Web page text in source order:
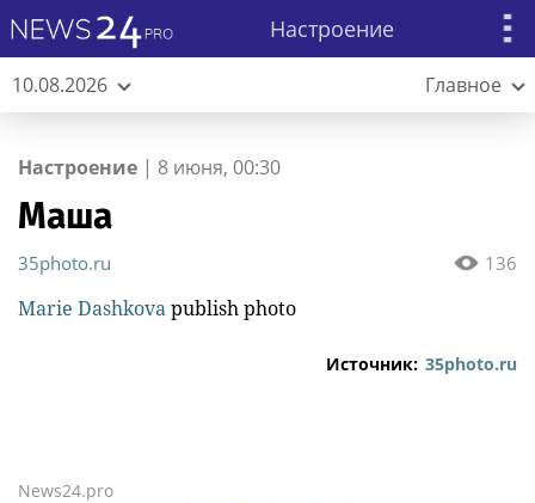
Настроение
10.08.2026 Главное
Настроение | 8 июня, 00:30
Маша
136
35photo.ru
Marie Dashkovapublish photo
Источник: 35photo.ru
News24.pro